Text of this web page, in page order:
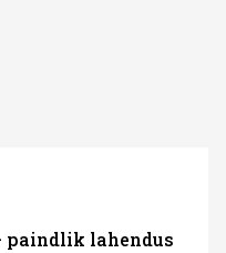
paindlik lahendus